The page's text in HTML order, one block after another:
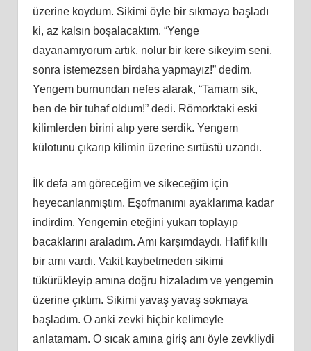
üzerine koydum. Sikimi öyle bir sıkmaya başladı
ki, az kalsın boşalacaktım. “Yenge
dayanamıyorum artık, nolur bir kere sikeyim seni,
sonra istemezsen birdaha yapmayız!” dedim.
Yengem burnundan nefes alarak, “Tamam sik,
ben de bir tuhaf oldum!” dedi. Römorktaki eski
kilimlerden birini alıp yere serdik. Yengem
külotunu çıkarıp kilimin üzerine sırtüstü uzandı.
İlk defa am göreceğim ve sikeceğim için
heyecanlanmıştım. Eşofmanımı ayaklarıma kadar
indirdim. Yengemin eteğini yukarı toplayıp
bacaklarını araladım. Amı karşımdaydı. Hafif kıllı
bir amı vardı. Vakit kaybetmeden sikimi
tükürükleyip amına doğru hizaladım ve yengemin
üzerine çıktım. Sikimi yavaş yavaş sokmaya
başladım. O anki zevki hiçbir kelimeyle
anlatamam. O sıcak amına giriş anı öyle zevkliydi